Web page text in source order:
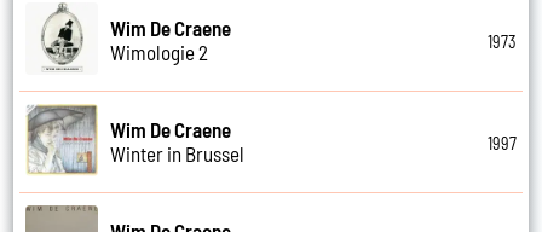
Wim De Craene
Wimologie 2
1973
Wim De Craene
Winter in Brussel
1997